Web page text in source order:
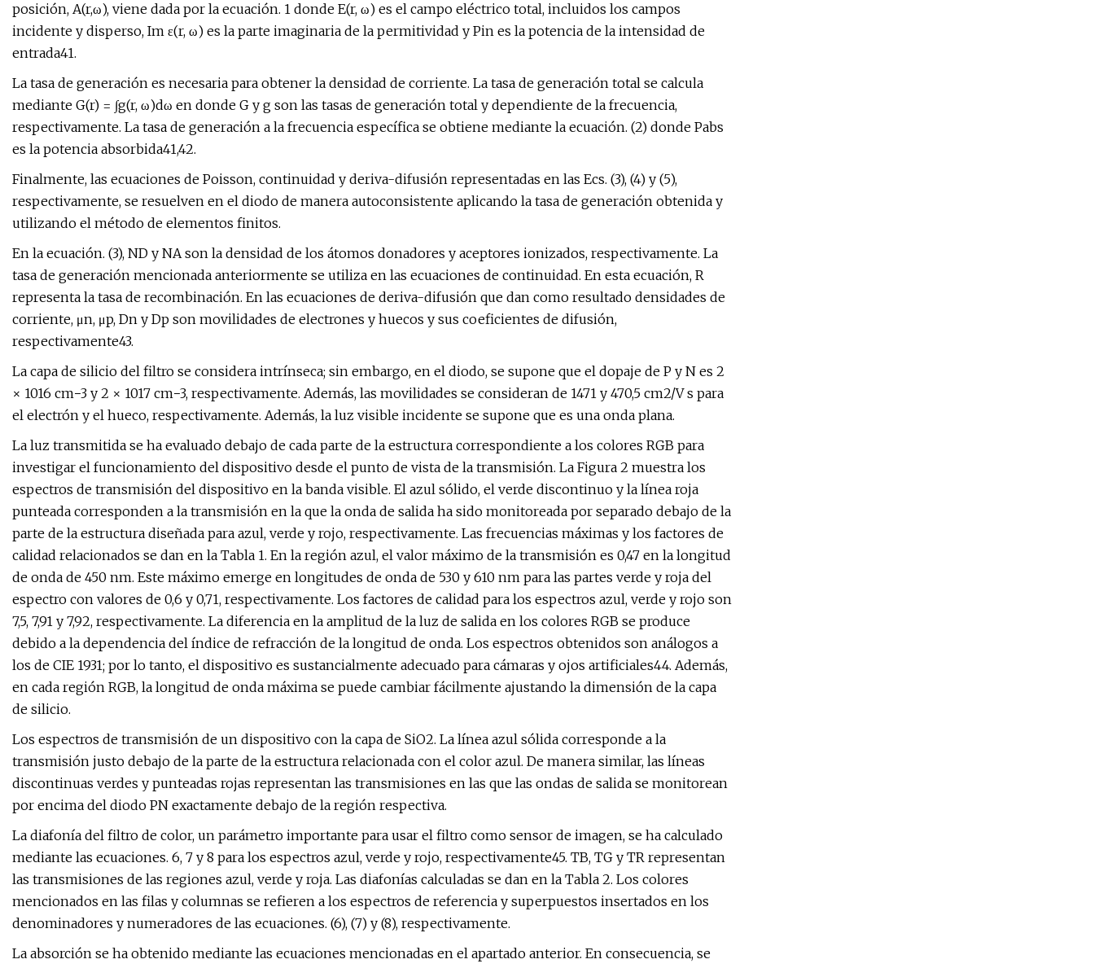
posición, A(r,ω), viene dada por la ecuación. 1 donde E(r, ω) es el campo eléctrico total, incluidos los campos
incidente y disperso, Im ε(r, ω) es la parte imaginaria de la permitividad y Pin es la potencia de la intensidad de
entrada41.
La tasa de generación es necesaria para obtener la densidad de corriente. La tasa de generación total se calcula
mediante G(r) = ∫g(r, ω)dω en donde G y g son las tasas de generación total y dependiente de la frecuencia,
respectivamente. La tasa de generación a la frecuencia específica se obtiene mediante la ecuación. (2) donde Pabs
es la potencia absorbida41,42.
Finalmente, las ecuaciones de Poisson, continuidad y deriva-difusión representadas en las Ecs. (3), (4) y (5),
respectivamente, se resuelven en el diodo de manera autoconsistente aplicando la tasa de generación obtenida y
utilizando el método de elementos finitos.
En la ecuación. (3), ND y NA son la densidad de los átomos donadores y aceptores ionizados, respectivamente. La
tasa de generación mencionada anteriormente se utiliza en las ecuaciones de continuidad. En esta ecuación, R
representa la tasa de recombinación. En las ecuaciones de deriva-difusión que dan como resultado densidades de
corriente, μn, μp, Dn y Dp son movilidades de electrones y huecos y sus coeficientes de difusión,
respectivamente43.
La capa de silicio del filtro se considera intrínseca; sin embargo, en el diodo, se supone que el dopaje de P y N es 2
× 1016 cm−3 y 2 × 1017 cm−3, respectivamente. Además, las movilidades se consideran de 1471 y 470,5 cm2/V s para
el electrón y el hueco, respectivamente. Además, la luz visible incidente se supone que es una onda plana.
La luz transmitida se ha evaluado debajo de cada parte de la estructura correspondiente a los colores RGB para
investigar el funcionamiento del dispositivo desde el punto de vista de la transmisión. La Figura 2 muestra los
espectros de transmisión del dispositivo en la banda visible. El azul sólido, el verde discontinuo y la línea roja
punteada corresponden a la transmisión en la que la onda de salida ha sido monitoreada por separado debajo de la
parte de la estructura diseñada para azul, verde y rojo, respectivamente. Las frecuencias máximas y los factores de
calidad relacionados se dan en la Tabla 1. En la región azul, el valor máximo de la transmisión es 0,47 en la longitud
de onda de 450 nm. Este máximo emerge en longitudes de onda de 530 y 610 nm para las partes verde y roja del
espectro con valores de 0,6 y 0,71, respectivamente. Los factores de calidad para los espectros azul, verde y rojo son
7,5, 7,91 y 7,92, respectivamente. La diferencia en la amplitud de la luz de salida en los colores RGB se produce
debido a la dependencia del índice de refracción de la longitud de onda. Los espectros obtenidos son análogos a
los de CIE 1931; por lo tanto, el dispositivo es sustancialmente adecuado para cámaras y ojos artificiales44. Además,
en cada región RGB, la longitud de onda máxima se puede cambiar fácilmente ajustando la dimensión de la capa
de silicio.
Los espectros de transmisión de un dispositivo con la capa de SiO2. La línea azul sólida corresponde a la
transmisión justo debajo de la parte de la estructura relacionada con el color azul. De manera similar, las líneas
discontinuas verdes y punteadas rojas representan las transmisiones en las que las ondas de salida se monitorean
por encima del diodo PN exactamente debajo de la región respectiva.
La diafonía del filtro de color, un parámetro importante para usar el filtro como sensor de imagen, se ha calculado
mediante las ecuaciones. 6, 7 y 8 para los espectros azul, verde y rojo, respectivamente45. TB, TG y TR representan
las transmisiones de las regiones azul, verde y roja. Las diafonías calculadas se dan en la Tabla 2. Los colores
mencionados en las filas y columnas se refieren a los espectros de referencia y superpuestos insertados en los
denominadores y numeradores de las ecuaciones. (6), (7) y (8), respectivamente.
La absorción se ha obtenido mediante las ecuaciones mencionadas en el apartado anterior. En consecuencia, se